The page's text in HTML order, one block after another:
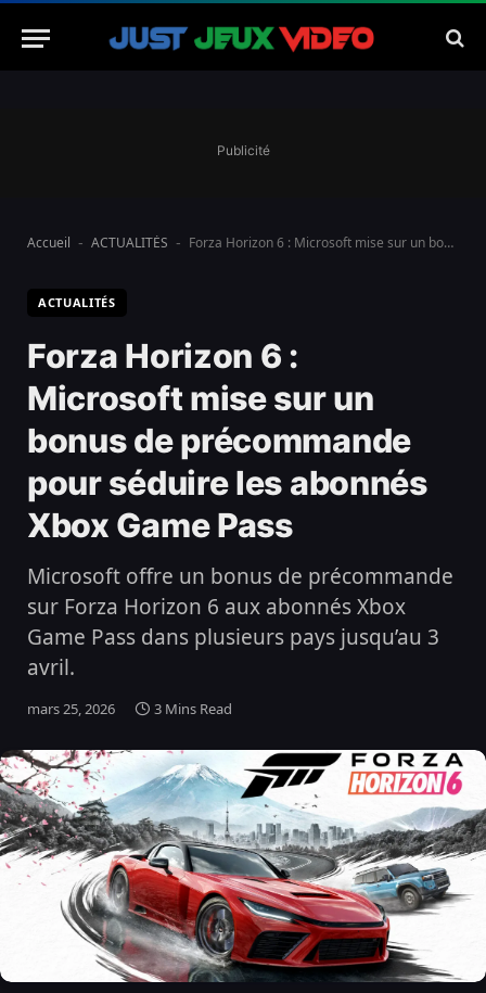
Publicité
Accueil - ACTUALITÉS - Forza Horizon 6 : Microsoft mise sur un bonus de précommande pour séduire les abonnés Xbox Game Pass
ACTUALITÉS
Forza Horizon 6 :
Microsoft mise sur un
bonus de précommande
pour séduire les abonnés
Xbox Game Pass
Microsoft offre un bonus de précommande
sur Forza Horizon 6 aux abonnés Xbox
Game Pass dans plusieurs pays jusqu’au 3
avril.
mars 25, 2026 3 Mins Read